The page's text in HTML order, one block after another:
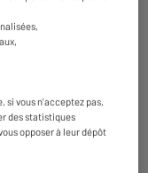
Croque +
si vous n'acceptez pas,
des statistiques
opposer à leur dépôt